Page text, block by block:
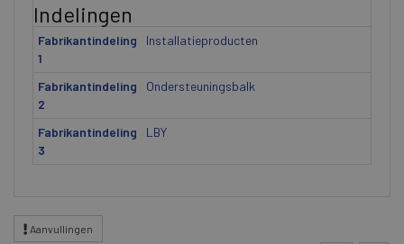
Indelingen
Fabrikantindeling
1
Installatieproducten
Fabrikantindeling
2
Ondersteuningsbalk
Fabrikantindeling
3
LBY
Aanvullingen